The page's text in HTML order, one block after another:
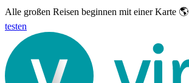
Alle großen Reisen beginnen mit einer Karte 🌎
testen